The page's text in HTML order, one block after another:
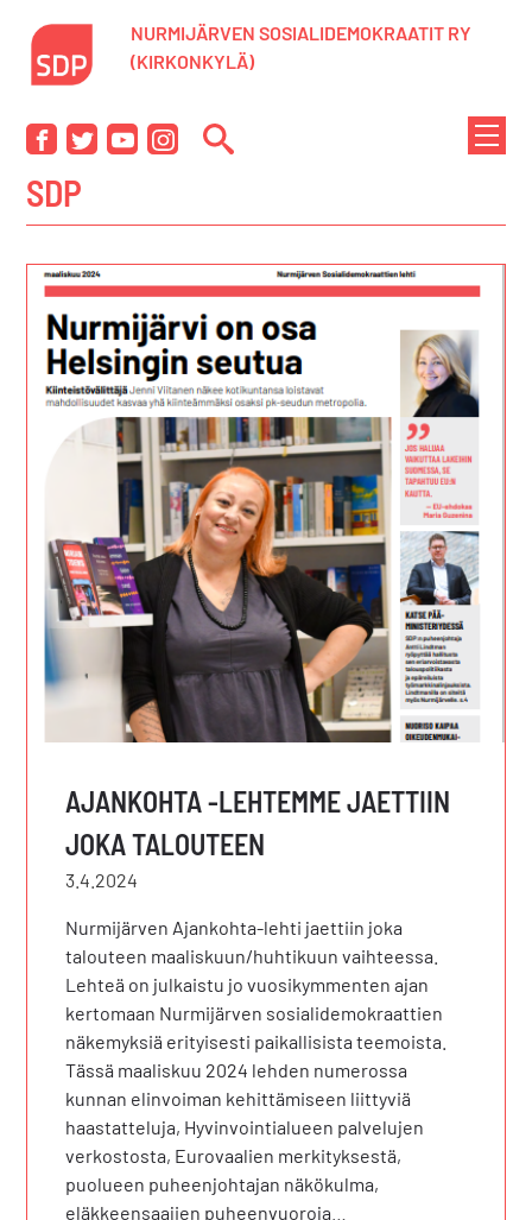
Siirry
sisältöön
NURMIJÄRVEN SOSIALIDEMOKRAATIT RY
(KIRKONKYLÄ)
NÄYTÄ
SDP
AJANKOHTA -LEHTEMME JAETTIIN
JOKA TALOUTEEN
3.4.2024
Nurmijärven Ajankohta-lehti jaettiin joka
talouteen maaliskuun/huhtikuun vaihteessa.
Lehteä on julkaistu jo vuosikymmenten ajan
kertomaan Nurmijärven sosialidemokraattien
näkemyksiä erityisesti paikallisista teemoista.
Tässä maaliskuu 2024 lehden numerossa
kunnan elinvoiman kehittämiseen liittyviä
haastatteluja, Hyvinvointialueen palvelujen
verkostosta, Eurovaalien merkityksestä,
puolueen puheenjohtajan näkökulma,
eläkkeensaajien puheenvuoroja…